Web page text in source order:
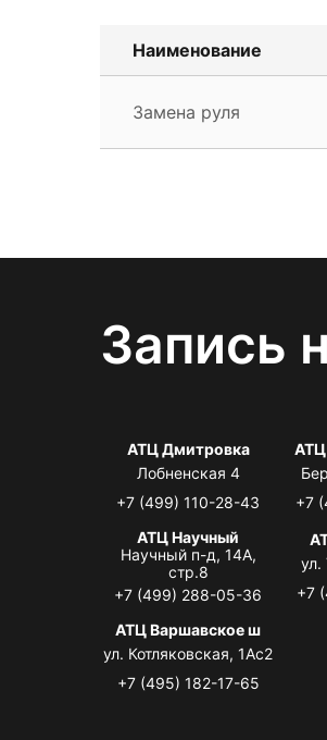
Наименование
Замена руля
Запись
АТЦ Дмитровка
Лобненская 4
+7 (499) 110-28-43
АТЦ
+7
АТЦ Научный
Научный п-д, 14А,
стр.8
+7 (499) 288-05-36
ул.
+7
АТЦ Варшавское ш
ул. Котляковская, 1Ас2
+7 (495) 182-17-65